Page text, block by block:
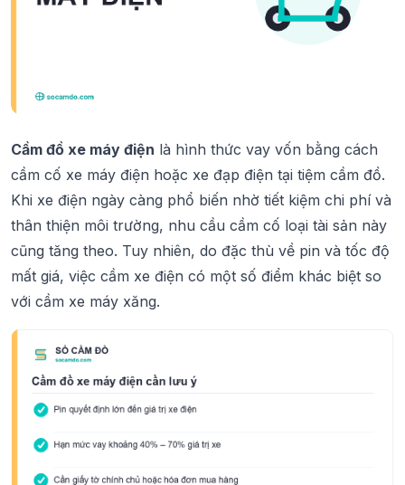
Cầm đồ xe máy điện là hình thức vay vốn bằng cách
cầm cố xe máy điện hoặc xe đạp điện tại tiệm cầm đồ.
Khi xe điện ngày càng phổ biến nhờ tiết kiệm chi phí và
thân thiện môi trường, nhu cầu cầm cố loại tài sản này
cũng tăng theo. Tuy nhiên, do đặc thù về pin và tốc độ
mất giá, việc cầm xe điện có một số điểm khác biệt so
với cầm xe máy xăng.